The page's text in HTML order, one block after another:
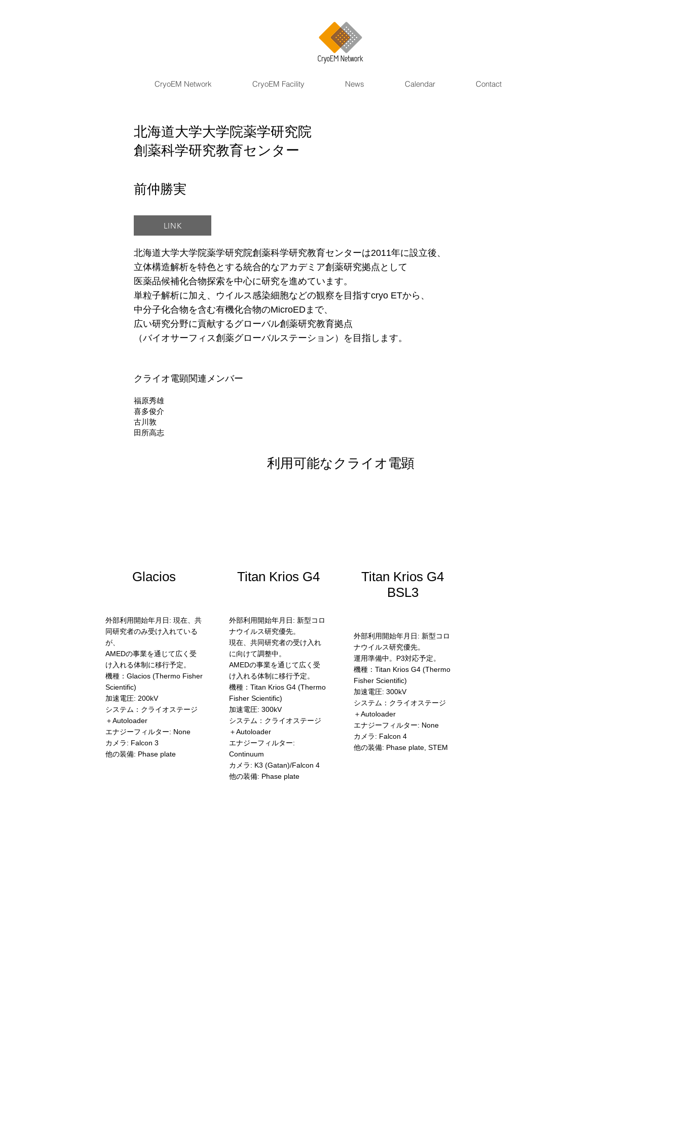
CryoEM Network CryoEM Facility News Calendar Contact
北海道大学大学院薬学研究院
創薬科学研究教育センター
前仲勝実
LINK
北海道大学大学院薬学研究院創薬科学研究教育センターは2011年に設立後、
立体構造解析を特色とする統合的なアカデミア創薬研究拠点として
医薬品候補化合物探索を中心に研究を進めています。
単粒子解析に加え、ウイルス感染細胞などの観察を目指すcryo ETから、
中分子化合物を含む有機化合物のMicroEDまで、
広い研究分野に貢献するグローバル創薬研究教育拠点
（バイオサーフィス創薬グローバルステーション）を目指します。
クライオ電顕関連メンバー
福原秀雄
喜多俊介
古川敦
田所高志
利用可能なクライオ電顕
Glacios
外部利用開始年月日: 現在、共
同研究者のみ受け入れている
が、
AMEDの事業を通じて広く受
け入れる体制に移行予定。
機種：Glacios (Thermo Fisher
Scientific)
加速電圧: 200kV
システム：クライオステージ
＋Autoloader
エナジーフィルター: None
カメラ: Falcon 3
他の装備: Phase plate
Titan Krios G4
外部利用開始年月日: 新型コロ
ナウイルス研究優先。
現在、共同研究者の受け入れ
に向けて調整中。
AMEDの事業を通じて広く受
け入れる体制に移行予定。
機種：Titan Krios G4 (Thermo
Fisher Scientific)
加速電圧: 300kV
システム：クライオステージ
＋Autoloader
エナジーフィルター:
Continuum
カメラ: K3 (Gatan)/Falcon 4
他の装備: Phase plate
Titan Krios G4
BSL3
外部利用開始年月日: 新型コロ
ナウイルス研究優先。
運用準備中。P3対応予定。
機種：Titan Krios G4 (Thermo
Fisher Scientific)
加速電圧: 300kV
システム：クライオステージ
＋Autoloader
エナジーフィルター: None
カメラ: Falcon 4
他の装備: Phase plate, STEM